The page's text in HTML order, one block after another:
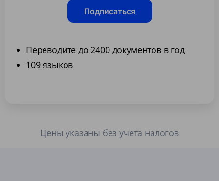
Подписаться
Переводите до 2400 документов в год
109 языков
Цены указаны без учета налогов